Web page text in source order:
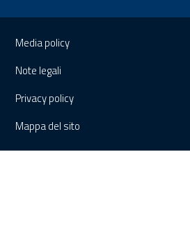
Media policy
Note legali
Privacy policy
Mappa del sito